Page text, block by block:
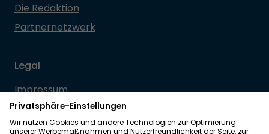
Die Redaktion
Partnernetzwerk
Legal
Impressum
Datenschutz
Allgemeine Geschäftsbedingungen